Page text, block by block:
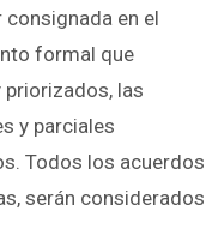
en el
formal que
las
y parciales
Todos los acuerdos
serán considerados